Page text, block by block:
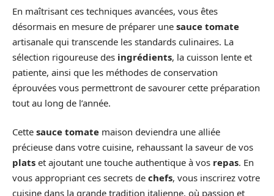
En maîtrisant ces techniques avancées, vous êtes
désormais en mesure de préparer une sauce tomate
artisanale qui transcende les standards culinaires. La
sélection rigoureuse des ingrédients, la cuisson lente et
patiente, ainsi que les méthodes de conservation
éprouvées vous permettront de savourer cette préparation
tout au long de l’année.
Cette sauce tomate maison deviendra une alliée
précieuse dans votre cuisine, rehaussant la saveur de vos
plats et ajoutant une touche authentique à vos repas. En
vous appropriant ces secrets de chefs, vous inscrirez votre
cuisine dans la grande tradition italienne, où passion et